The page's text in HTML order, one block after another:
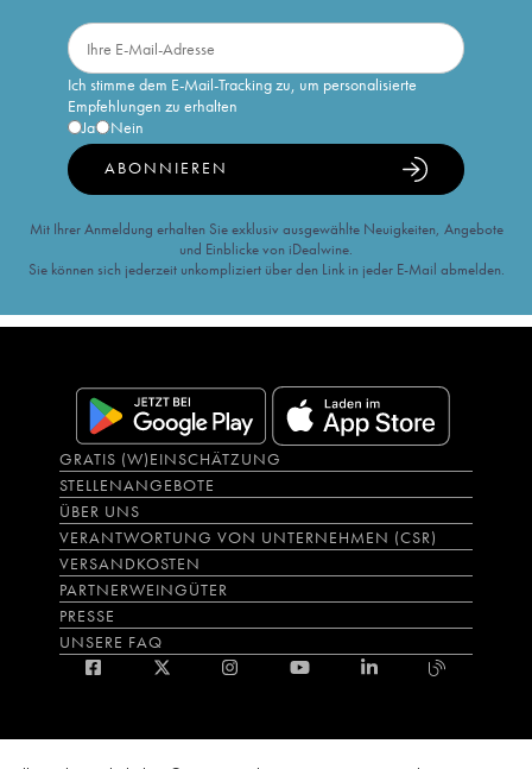
Ich stimme dem E-Mail-Tracking zu, um personalisierte
Empfehlungen zu erhalten
Ja
Nein
ABONNIEREN
Mit Ihrer Anmeldung erhalten Sie exklusiv ausgewählte Neuigkeiten, Angebote
und Einblicke von iDealwine.
Sie können sich jederzeit unkompliziert über den Link in jeder E-Mail abmelden.
GRATIS (W)EINSCHÄTZUNG
STELLENANGEBOTE
ÜBER UNS
VERANTWORTUNG VON UNTERNEHMEN (CSR)
VERSANDKOSTEN
PARTNERWEINGÜTER
PRESSE
UNSERE FAQ